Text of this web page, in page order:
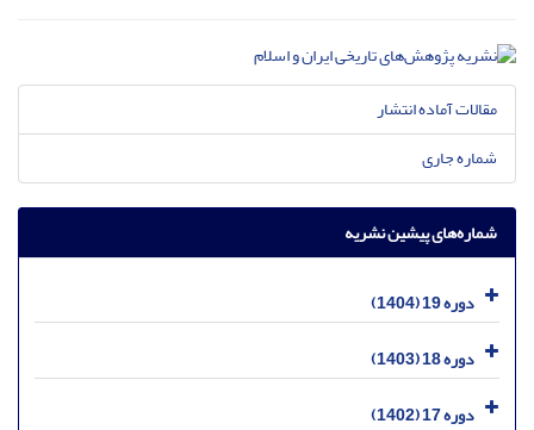
مقالات آماده انتشار
شماره جاری
شماره‌های پیشین نشریه
دوره 19 (1404)
دوره 18 (1403)
دوره 17 (1402)